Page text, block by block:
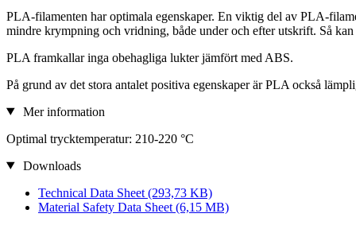
PLA-filamenten har optimala egenskaper. En viktig del av PLA-
mindre krympning och vridning, både under och efter utskrift. Så
PLA framkallar inga obehagliga lukter jämfört med ABS.
På grund av det stora antalet positiva egenskaper är PLA också
Mer information
Optimal trycktemperatur: 210-220 °C
Downloads
Technical Data Sheet (293,73 KB)
Material Safety Data Sheet (6,15 MB)